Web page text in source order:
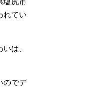
塩尻市
れてい
は、
のでデ